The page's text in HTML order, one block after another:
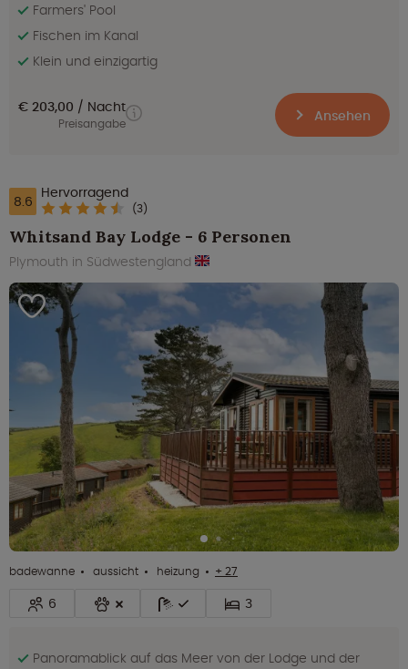
Farmers' Pool
Fischen im Kanal
Klein und einzigartig
€ 203,00 Nacht
Preisangabe Ansehen
8.6 Hervorragend
(3)
Whitsand Bay Lodge - 6 Personen
Plymouth in Südwestengland
badewanne aussicht heizung + 27
6 3
Panoramablick auf das Meer von der Lodge und der